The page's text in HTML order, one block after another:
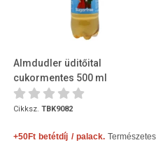
Almdudler üditőital
cukormentes 500 ml
Cikksz. TBK9082
+50Ft betétdíj / palack.Természetes